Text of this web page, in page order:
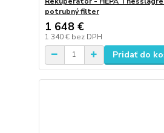
potrubný filter
1 648 €
1 340 € bez DPH
Pridať do